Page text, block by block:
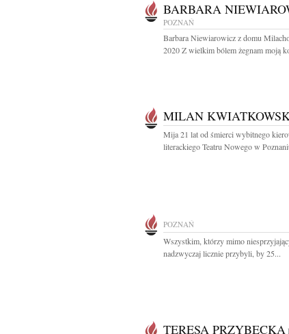
BARBARA
POZNAŃ
Barbara Niewiarowicz z domu
2020 Z wielkim bólem żegnam moją
MILAN
Mija 21 lat od śmierci wybitnego
literackiego Teatru Nowego w
POZNAŃ
Wszystkim, którzy mimo
nadzwyczaj licznie przybyli, by 25...
TERESA PRZYBECKA